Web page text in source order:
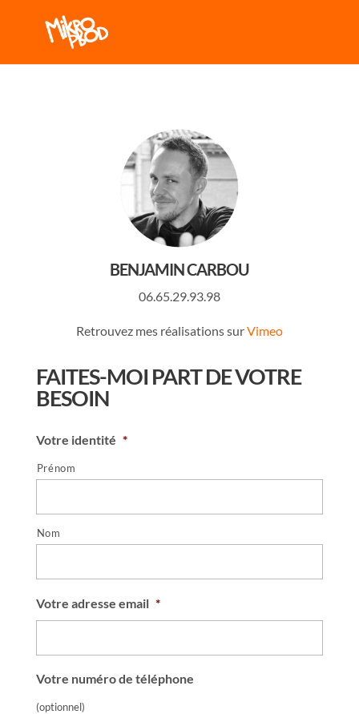
BENJAMIN CARBOU
06.65.29.93.98
Retrouvez mes réalisations surVimeo
FAITES-MOI PART DE VOTRE
BESOIN
Votre identité *
Prénom
Nom
Votre adresse email *
Votre numéro de téléphone
(optionnel)